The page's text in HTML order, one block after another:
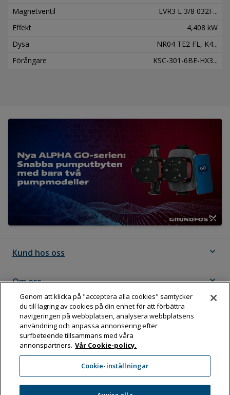
Magnetventil
EVR3 L 3/8 032F...
Effekt
4,408 kW
Dysa
NR04 TE2 FL, K4...
Förångare
KSC-301-6BE-HX3...
Kund hos oss expand_more
Om oss expand_more
Följ Dahl
Dahl Sverige AB
Box 11076, 161 11 BROMMA
Tel:08-583 595 00
Genom att klicka på "acceptera alla cookies" samtycker
du till lagring av cookies på din enhet för att förbättra
navigeringen på webbplatsen, analysera webbplatsens
användning och anpassa annonsering efter
surfbeteende tillsammans med våra
annonspartners. Vår Cookie-policy.
Cookie-inställningar